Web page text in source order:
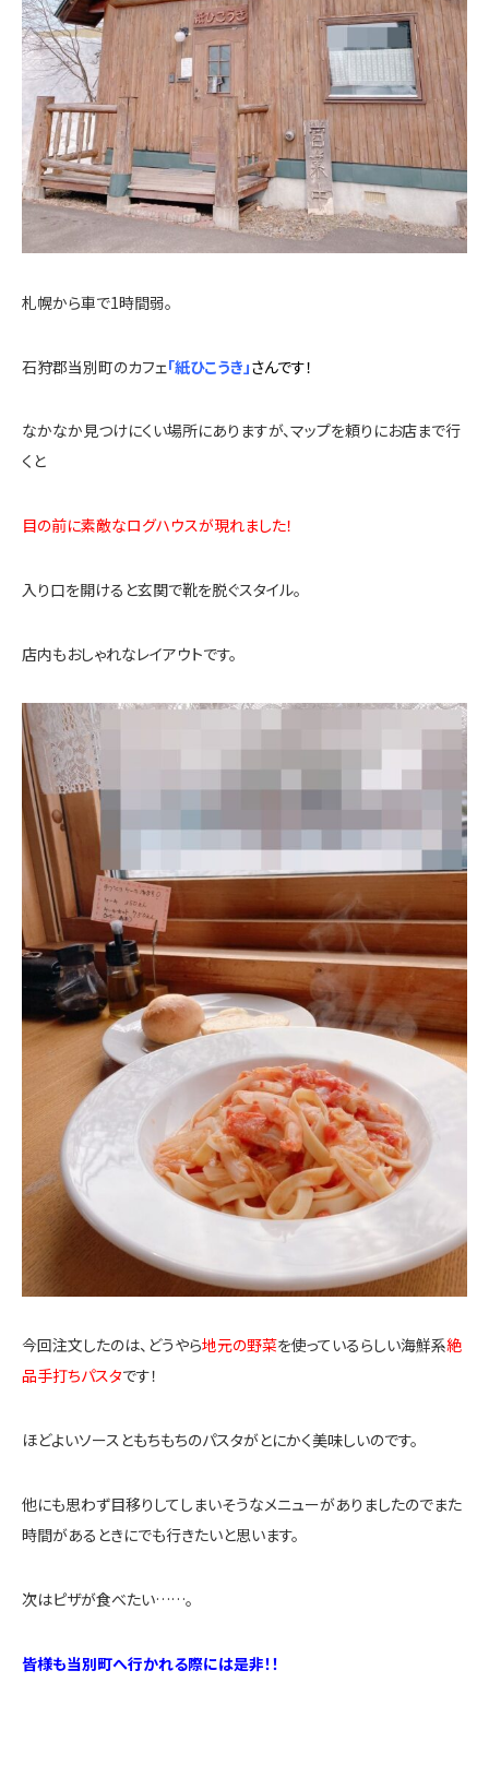
札幌から車で1時間弱。
石狩郡当別町のカフェ「紙ひこうき」さんです！
なかなか見つけにくい場所にありますが、マップを頼りにお店まで行
くと
目の前に素敵なログハウスが現れました！
入り口を開けると玄関で靴を脱ぐスタイル。
店内もおしゃれなレイアウトです。
今回注文したのは、どうやら地元の野菜を使っているらしい海鮮系絶
品手打ちパスタです！
ほどよいソースともちもちのパスタがとにかく美味しいのです。
他にも思わず目移りしてしまいそうなメニューがありましたのでまた
時間があるときにでも行きたいと思います。
次はピザが食べたい……。
皆様も当別町へ行かれる際には是非！！